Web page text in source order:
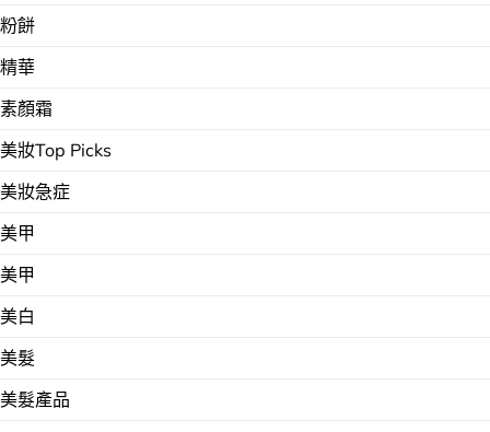
粉餅
精華
素顏霜
美妝Top Picks
美妝急症
美甲
美甲
美白
美髮
美髮產品